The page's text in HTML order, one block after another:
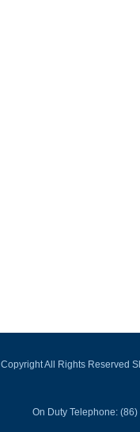
Copyright All Rights Reserved
On Duty Telephone: